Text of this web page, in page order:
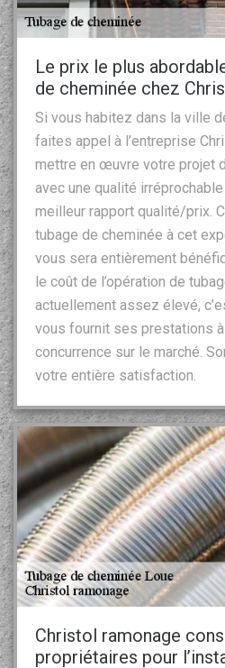
Le prix le plus
de cheminée chez
Si vous habitez dans la ville
faites appel à l’entreprise
mettre en œuvre votre projet
avec une qualité irréprochable
meilleur rapport qualité/prix.
tubage de cheminée à cet
vous sera entièrement
le coût de l’opération de
actuellement assez élevé,
vous fournit ses prestations
concurrence sur le marché.
votre entière satisfaction.
Christol ramonage
propriétaires pour